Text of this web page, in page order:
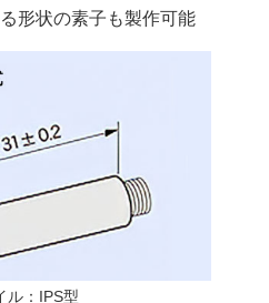
形状の素子も製作可能
ル：IPS型